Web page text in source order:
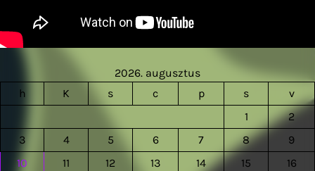
2026. augusztus
h
K s c p s
v
1
2
3
4 5 6 7 8
9
10
11 12 13 14 15
16